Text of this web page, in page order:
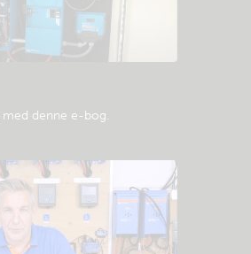
og dokumentation
med denne e-bog.